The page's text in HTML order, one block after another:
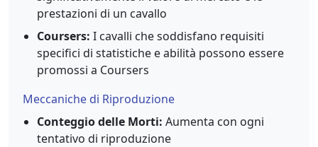
prestazioni di un cavallo
Coursers: I cavalli che soddisfano requisiti
specifici di statistiche e abilità possono essere
promossi a Coursers
Meccaniche di Riproduzione
Conteggio delle Morti: Aumenta con ogni
tentativo di riproduzione